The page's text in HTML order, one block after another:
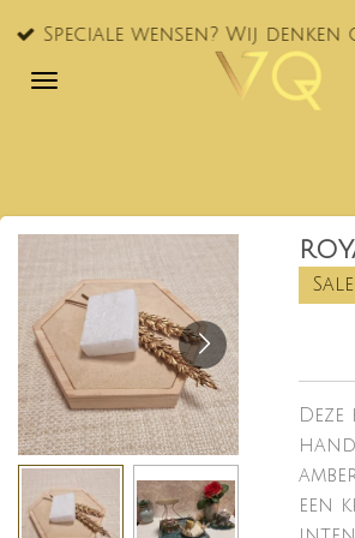
Ga
naar
Speciale wensen? Wij denken
een